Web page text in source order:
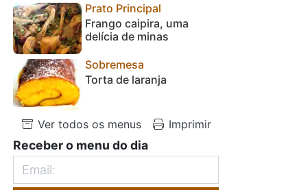
Prato Principal
Frango caipira, uma
delícia de minas
Sobremesa
Torta de laranja
Ver todos os menus Imprimir
Receber o menu do dia